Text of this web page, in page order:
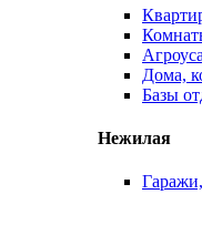
Дома,
Базы
Нежилая